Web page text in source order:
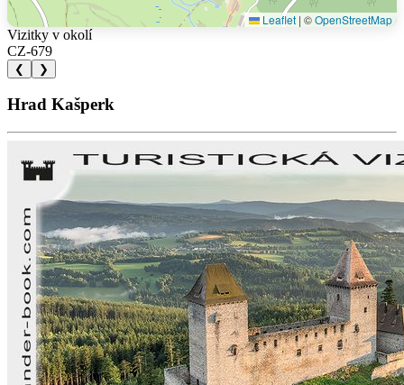
Leaflet | ©OpenStreetMap
Vizitky v okolí
CZ-679
❮ ❯
Hrad Kašperk